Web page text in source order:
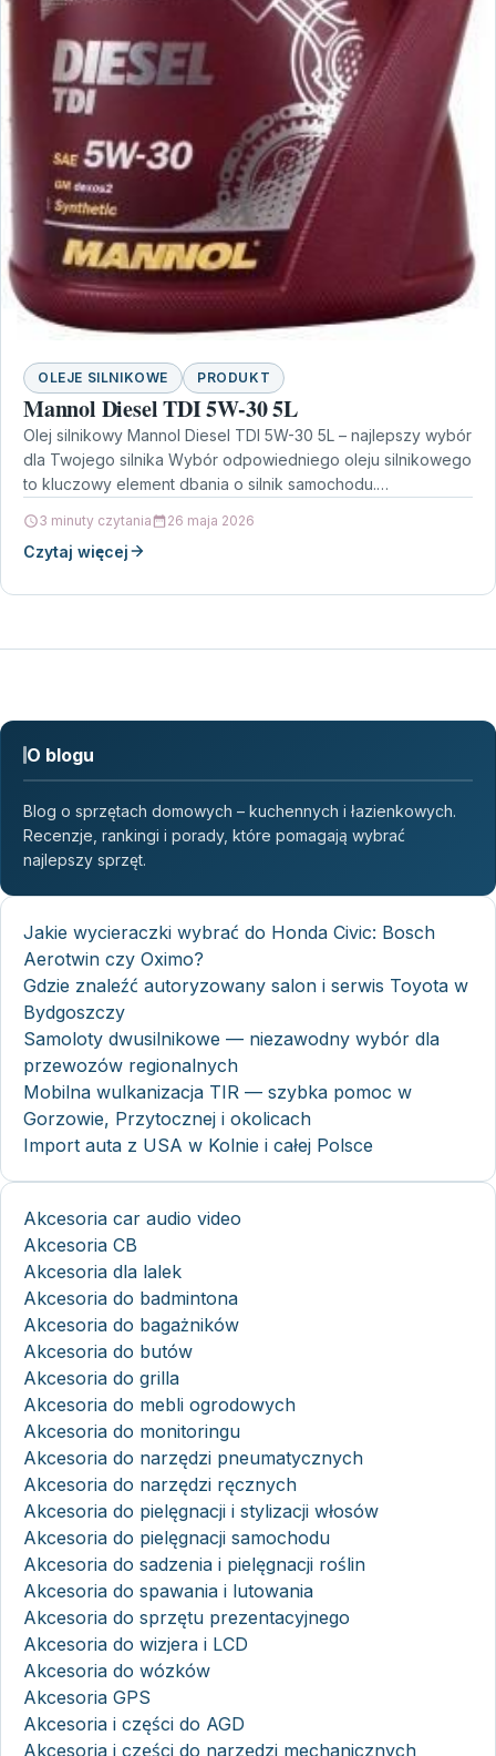
OLEJE SILNIKOWE PRODUKT
Mannol Diesel TDI 5W-30 5L
Olej silnikowy Mannol Diesel TDI 5W-30 5L – najlepszy wybór
dla Twojego silnika Wybór odpowiedniego oleju silnikowego
to kluczowy element dbania o silnik samochodu.…
3 minuty czytania 26 maja 2026
Czytaj więcej
O blogu
Blog o sprzętach domowych – kuchennych i łazienkowych.
Recenzje, rankingi i porady, które pomagają wybrać
najlepszy sprzęt.
Jakie wycieraczki wybrać do Honda Civic: Bosch
Aerotwin czy Oximo?
Gdzie znaleźć autoryzowany salon i serwis Toyota w
Bydgoszczy
Samoloty dwusilnikowe — niezawodny wybór dla
przewozów regionalnych
Mobilna wulkanizacja TIR — szybka pomoc w
Gorzowie, Przytocznej i okolicach
Import auta z USA w Kolnie i całej Polsce
Akcesoria car audio video
Akcesoria CB
Akcesoria dla lalek
Akcesoria do badmintona
Akcesoria do bagażników
Akcesoria do butów
Akcesoria do grilla
Akcesoria do mebli ogrodowych
Akcesoria do monitoringu
Akcesoria do narzędzi pneumatycznych
Akcesoria do narzędzi ręcznych
Akcesoria do pielęgnacji i stylizacji włosów
Akcesoria do pielęgnacji samochodu
Akcesoria do sadzenia i pielęgnacji roślin
Akcesoria do spawania i lutowania
Akcesoria do sprzętu prezentacyjnego
Akcesoria do wizjera i LCD
Akcesoria do wózków
Akcesoria GPS
Akcesoria i części do AGD
Akcesoria i części do narzędzi mechanicznych